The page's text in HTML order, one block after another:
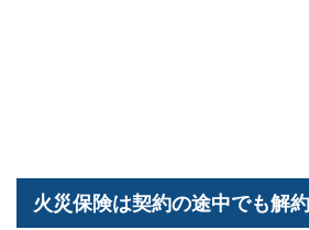
火災保険は契約の途中でも解